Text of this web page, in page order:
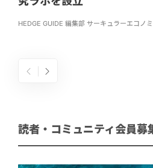
HEDGE GUIDE 編集部 サーキュラーエコノ
読者・コミュニティ会員募